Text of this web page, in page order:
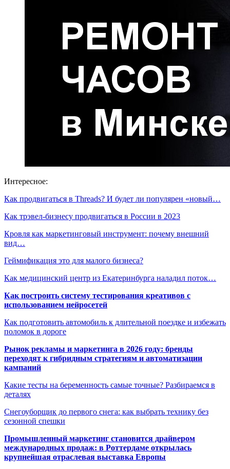
Интересное:
Как продвигаться в Threads? И будет ли популярен «новый…
Как трэвел-бизнесу продвигаться в России в 2023
Кровля как маркетинговый инструмент: почему внешний
вид…
Геймификация это для малого бизнеса?
Как медицинский центр из Екатеринбурга наладил поток…
Как построить систему тестирования креативов с
использованием нейросетей
Как подготовить автомобиль к длительной поездке и избежать
поломок в дороге
Рынок рекламы и маркетинга в 2026 году: бренды
переходят к гибридным стратегиям и автоматизации
кампаний
Какие тесты на беременность самые точные? Разбираемся в
деталях
Снегоуборщик до первого снега: как выбрать технику без
сезонной спешки
Промышленный маркетинг становится драйвером
международных продаж: в Роттердаме открылась
крупнейшая отраслевая выставка Европы